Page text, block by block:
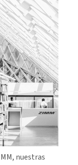
nuestras